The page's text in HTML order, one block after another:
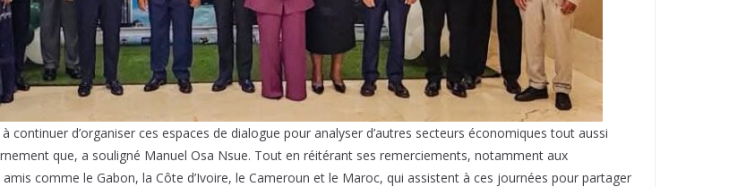
d’organiser ces espaces de dialogue pour analyser d’autres secteurs économiques tout aussi
que, a souligné Manuel Osa Nsue. Tout en réitérant ses remerciements, notamment aux
comme le Gabon, la Côte d’Ivoire, le Cameroun et le Maroc, qui assistent à ces journées pour partager